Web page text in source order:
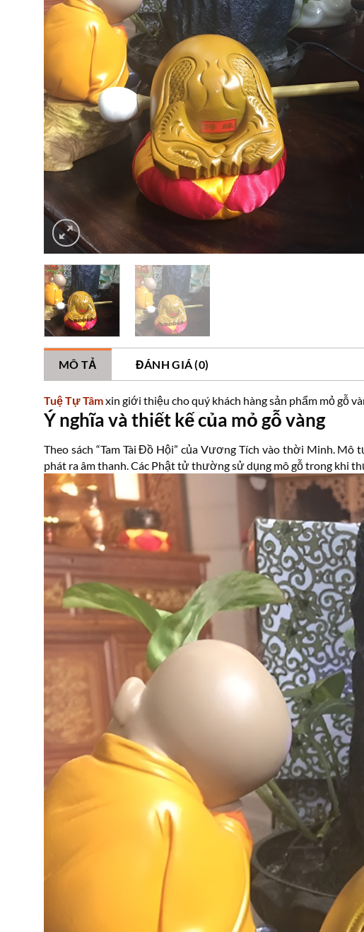
MÔ TẢ ĐÁNH GIÁ (0)
Tuệ Tự Tâmxin giới thiệu cho quý khách hàng sản phẩm mỏ gỗ
Ý nghĩa và thiết kế của mỏ gỗ vàng
Theo sách “Tam Tài Đồ Hội” của Vương Tích vào thời Minh.
phát ra âm thanh. Các Phật tử thường sử dụng mô gỗ trong khi